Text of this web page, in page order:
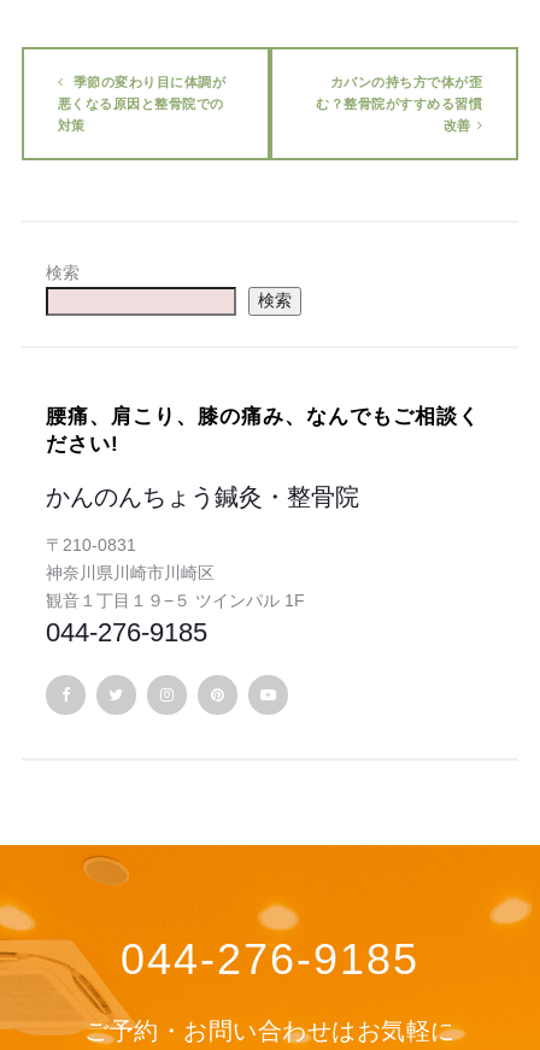
季節の変わり目に体調が
悪くなる原因と整骨院での
対策
カバンの持ち方で体が歪
む？整骨院がすすめる習慣
改善
検索
検索
腰痛、肩こり、膝の痛み、なんでもご相談く
ださい!
かんのんちょう鍼灸・整骨院
〒210-0831
神奈川県川崎市川崎区
観音１丁目１９−５ ツインパル 1F
044-276-9185
044-276-9185
ご予約・お問い合わせはお気軽に